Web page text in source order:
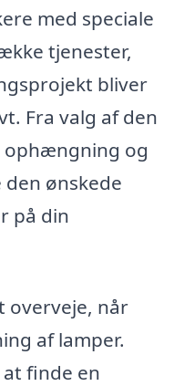
med speciale
tjenester,
bliver
Fra valg af den
ophængning og
ønskede
på din
overveje, når
af lamper.
finde en